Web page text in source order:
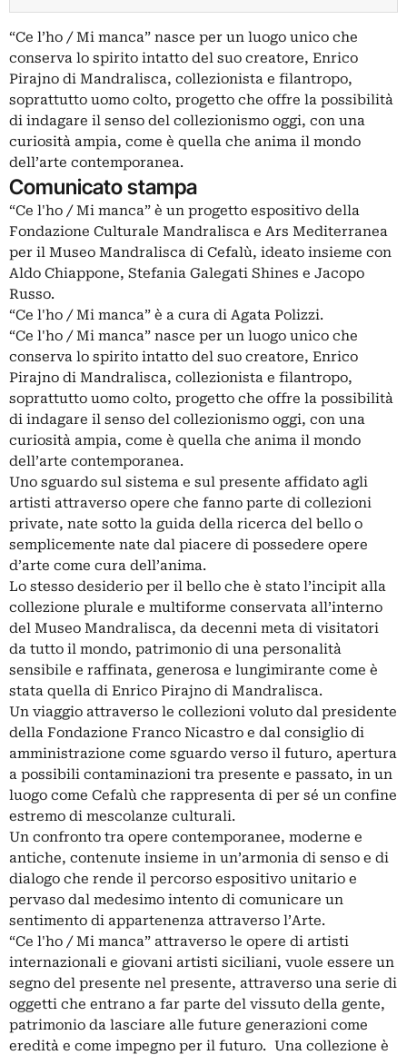
“Ce l’ho / Mi manca” nasce per un luogo unico che
conserva lo spirito intatto del suo creatore, Enrico
Pirajno di Mandralisca, collezionista e filantropo,
soprattutto uomo colto, progetto che offre la possibilità
di indagare il senso del collezionismo oggi, con una
curiosità ampia, come è quella che anima il mondo
dell’arte contemporanea.
Comunicato stampa
“Ce l'ho / Mi manca” è un progetto espositivo della
Fondazione Culturale Mandralisca e Ars Mediterranea
per il Museo Mandralisca di Cefalù, ideato insieme con
Aldo Chiappone, Stefania Galegati Shines e Jacopo
Russo.
“Ce l'ho / Mi manca” è a cura di Agata Polizzi.
“Ce l'ho / Mi manca” nasce per un luogo unico che
conserva lo spirito intatto del suo creatore, Enrico
Pirajno di Mandralisca, collezionista e filantropo,
soprattutto uomo colto, progetto che offre la possibilità
di indagare il senso del collezionismo oggi, con una
curiosità ampia, come è quella che anima il mondo
dell’arte contemporanea.
Uno sguardo sul sistema e sul presente affidato agli
artisti attraverso opere che fanno parte di collezioni
private, nate sotto la guida della ricerca del bello o
semplicemente nate dal piacere di possedere opere
d’arte come cura dell’anima.
Lo stesso desiderio per il bello che è stato l’incipit alla
collezione plurale e multiforme conservata all’interno
del Museo Mandralisca, da decenni meta di visitatori
da tutto il mondo, patrimonio di una personalità
sensibile e raffinata, generosa e lungimirante come è
stata quella di Enrico Pirajno di Mandralisca.
Un viaggio attraverso le collezioni voluto dal presidente
della Fondazione Franco Nicastro e dal consiglio di
amministrazione come sguardo verso il futuro, apertura
a possibili contaminazioni tra presente e passato, in un
luogo come Cefalù che rappresenta di per sé un confine
estremo di mescolanze culturali.
Un confronto tra opere contemporanee, moderne e
antiche, contenute insieme in un’armonia di senso e di
dialogo che rende il percorso espositivo unitario e
pervaso dal medesimo intento di comunicare un
sentimento di appartenenza attraverso l’Arte.
“Ce l'ho / Mi manca” attraverso le opere di artisti
internazionali e giovani artisti siciliani, vuole essere un
segno del presente nel presente, attraverso una serie di
oggetti che entrano a far parte del vissuto della gente,
patrimonio da lasciare alle future generazioni come
eredità e come impegno per il futuro. Una collezione è